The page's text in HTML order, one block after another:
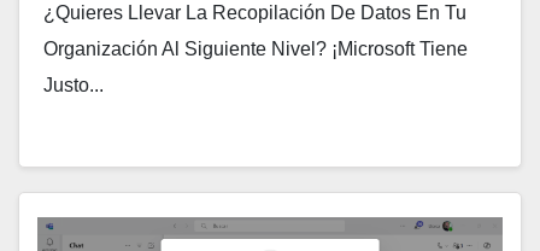
¿Quieres Llevar La Recopilación De Datos En Tu
Organización Al Siguiente Nivel? ¡Microsoft Tiene
Justo...